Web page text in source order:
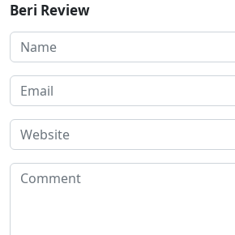
Beri Review